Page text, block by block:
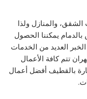
والمنازل ولذا
يمكننا الحصول
العديد من الخدمات
تتم كافة الأعمال
بالقطيف أفضل أعمال